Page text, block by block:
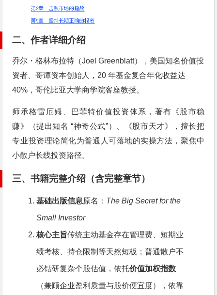
二、作者详细介绍
乔尔・格林布拉特（Joel Greenblatt），美国知名价值投
资者、哥谭资本创始人，20 年基金复合年化收益达
40%，哥伦比亚大学商学院客座教授。
师承格雷厄姆、巴菲特价值投资体系，著有《股市稳
赚》（提出知名 “神奇公式”）、《股市天才》，擅长把
专业投资理论简化为普通人可落地的实操方法，聚焦中
小散户长线投资路径。
三、书籍完整介绍（含完整章节）
基础出版信息原名： The Big Secret for the
Small Investor
核心主旨传统主动基金存在管理费、短期业
绩考核、持仓限制等天然短板；普通散户不
必钻研复杂个股估值，依托价值加权指数
（兼顾企业盈利质量与股价便宜度），依靠